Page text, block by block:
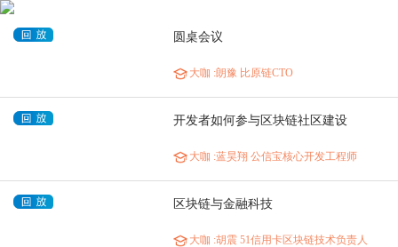
圆桌会议
大咖 :朗豫 比原链CTO
开发者如何参与区块链社区建设
大咖 :蓝昊翔 公信宝核心开发工程师
区块链与金融科技
大咖 :胡震 51信用卡区块链技术负责人